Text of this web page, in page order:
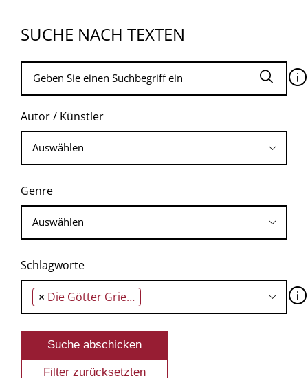
SUCHE NACH TEXTEN
🛈
Autor / Künstler
Genre
Schlagworte
× Die Götter Griechenlands 🛈